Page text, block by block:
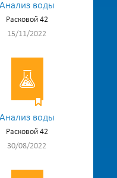
Анализ воды
Расковой 42
15/11/2022
Анализ воды
Расковой 42
30/08/2022